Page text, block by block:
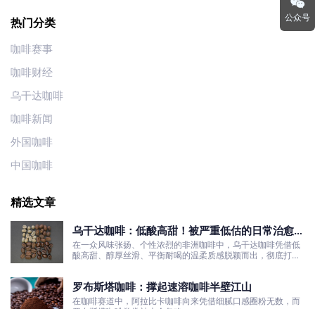
热门分类
咖啡赛事
咖啡财经
乌干达咖啡
咖啡新闻
外国咖啡
中国咖啡
精选文章
乌干达咖啡：低酸高甜！被严重低估的日常治愈口
粮豆
在一众风味张扬、个性浓烈的非洲咖啡中，乌干达咖啡凭借低
酸高甜、醇厚丝滑、平衡耐喝的温柔质感脱颖而出，彻底打破
罗布斯塔咖啡：撑起速溶咖啡半壁江山
在咖啡赛道中，阿拉比卡咖啡向来凭借细腻口感圈粉无数，而
公众号